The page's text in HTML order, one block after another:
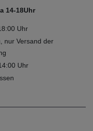
14-18Uhr
Uhr
nur Versand der
Uhr